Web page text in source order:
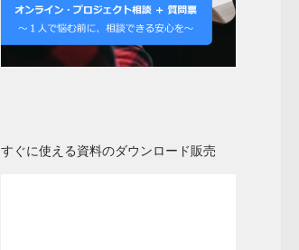
すぐに使える資料のダウンロード販売